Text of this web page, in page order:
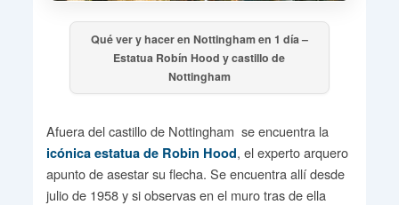
Qué ver y hacer en Nottingham en 1 día –
Estatua Robín Hood y castillo de
Nottingham
Afuera del castillo de Nottingham se encuentra la
icónica estatua de Robin Hood, el experto arquero
apunto de asestar su flecha. Se encuentra allí desde
julio de 1958 y si observas en el muro tras de ella